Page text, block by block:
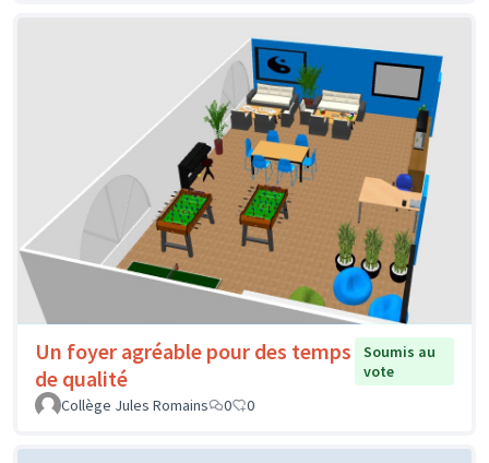
Un foyer agréable pour des temps
de qualité
Soumis au
vote
Collège Jules Romains
0 0